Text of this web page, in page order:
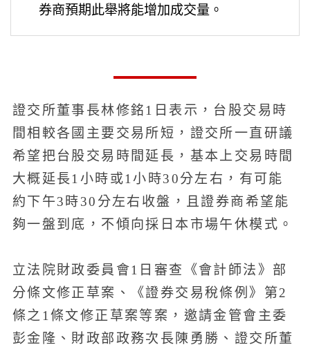
券商預期此舉將能增加成交量。
證交所董事長林修銘1日表示，台股交易時
間相較各國主要交易所短，證交所一直研議
希望把台股交易時間延長，基本上交易時間
大概延長1小時或1小時30分左右，有可能
約下午3時30分左右收盤，且證券商希望能
夠一盤到底，不傾向採日本市場午休模式。
立法院財政委員會1日審查《會計師法》部
分條文修正草案、《證券交易稅條例》第2
條之1條文修正草案等案，邀請金管會主委
彭金隆、財政部政務次長陳勇勝、證交所董